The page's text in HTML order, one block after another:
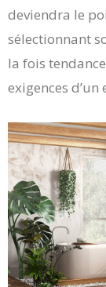
deviendra le
sélectionnant
la fois
exigences